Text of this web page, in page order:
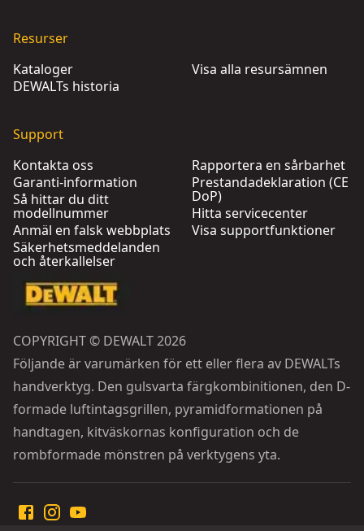
Resurser
Kataloger
DEWALTs historia
Visa alla resursämnen
Support
Kontakta oss
Garanti-information
Så hittar du ditt
modellnummer
Anmäl en falsk webbplats
Säkerhetsmeddelanden
och återkallelser
Rapportera en sårbarhet
Prestandadeklaration (CE
DoP)
Hitta servicecenter
Visa supportfunktioner
COPYRIGHT © DEWALT 2026
Följande är varumärken för ett eller flera av DEWALTs
handverktyg. Den gulsvarta färgkombinitionen, den D-
formade luftintagsgrillen, pyramidformationen på
handtagen, kitväskornas konfiguration och de
rombformade mönstren på verktygens yta.